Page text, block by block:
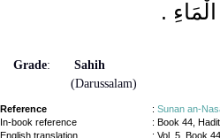
‏.‏
Grade:
Sahih
(Darussalam)
Reference : Sunan an-
In-book reference
: Book 44,
English translation
: Vol. 5, Book